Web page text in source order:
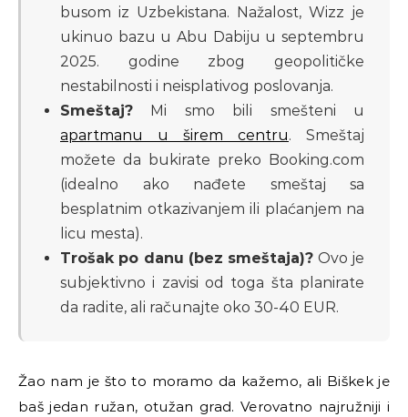
busom iz Uzbekistana. Nažalost, Wizz je
ukinuo bazu u Abu Dabiju u septembru
2025. godine zbog geopolitičke
nestabilnosti i neisplativog poslovanja.
Smeštaj? Mi smo bili smešteni u
apartmanu u širem centru. Smeštaj
možete da bukirate preko Booking.com
(idealno ako nađete smeštaj sa
besplatnim otkazivanjem ili plaćanjem na
licu mesta).
Trošak po danu (bez smeštaja)? Ovo je
subjektivno i zavisi od toga šta planirate
da radite, ali računajte oko 30-40 EUR.
Žao nam je što to moramo da kažemo, ali Biškek je
baš jedan ružan, otužan grad. Verovatno najružniji i